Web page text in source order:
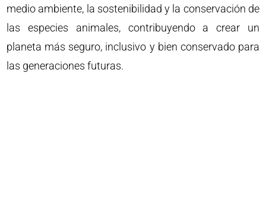
medio ambiente, la sostenibilidad y la conservación de
las especies animales, contribuyendo a crear un
planeta más seguro, inclusivo y bien conservado para
las generaciones futuras.